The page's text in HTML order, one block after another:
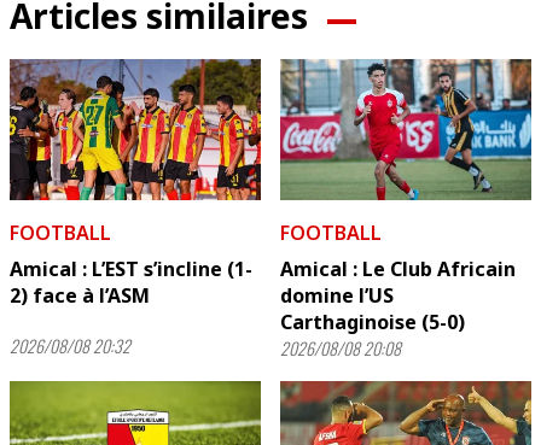
Articles similaires
FOOTBALL
Amical : L’EST s’incline (1-
2) face à l’ASM
2026/08/08 20:32
FOOTBALL
Amical : Le Club Africain
domine l’US
Carthaginoise (5-0)
2026/08/08 20:08